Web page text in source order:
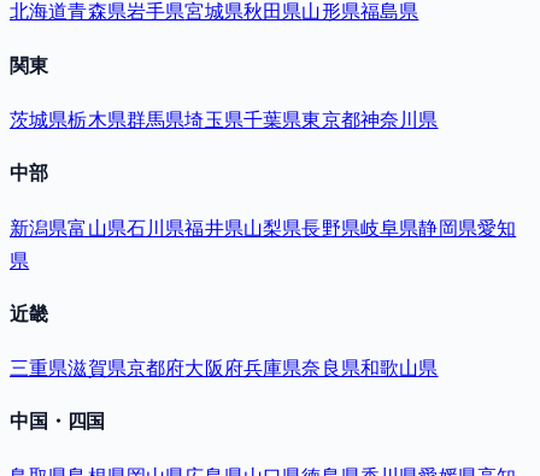
北海道青森県岩手県宮城県秋田県山形県福島県
関東
茨城県栃木県群馬県埼玉県千葉県東京都神奈川県
中部
新潟県富山県石川県福井県山梨県長野県岐阜県静岡県愛知
県
近畿
三重県滋賀県京都府大阪府兵庫県奈良県和歌山県
中国・四国